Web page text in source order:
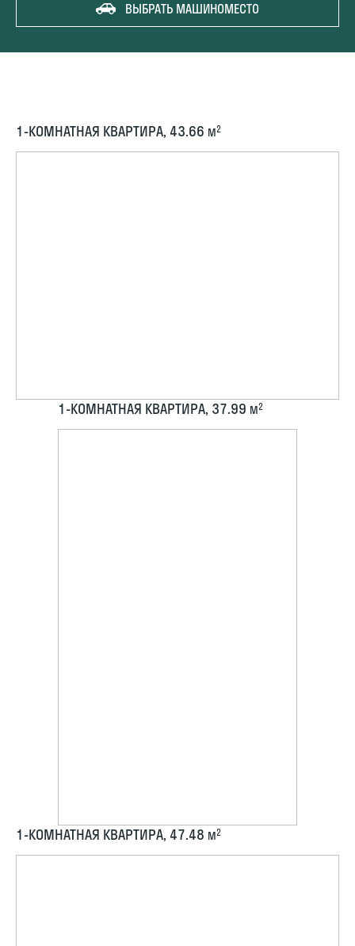
ВЫБРАТЬ МАШИНОМЕСТО
1-КОМНАТНАЯ КВАРТИРА, 43.66 М2
1-КОМНАТНАЯ КВАРТИРА, 37.99 М2
1-КОМНАТНАЯ КВАРТИРА, 47.48 М2